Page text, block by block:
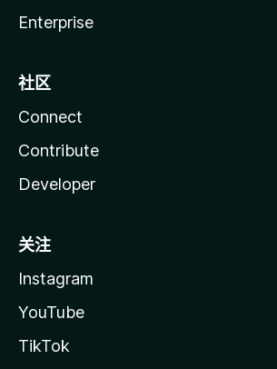
Enterprise
社区
Connect
Contribute
Developer
关注
Instagram
YouTube
TikTok